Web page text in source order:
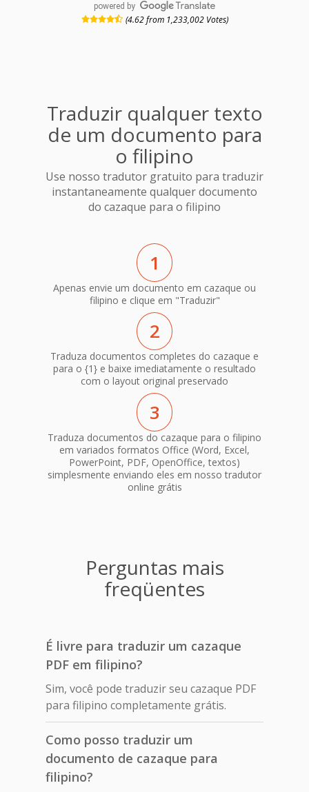
powered by
(4.62 from 1,233,002 Votes)
Traduzir qualquer texto
de um documento para
o filipino
Use nosso tradutor gratuito para traduzir
instantaneamente qualquer documento
do cazaque para o filipino
1
Apenas envie um documento em cazaque ou
filipino e clique em "Traduzir"
2
Traduza documentos completes do cazaque e
para o {1} e baixe imediatamente o resultado
com o layout original preservado
3
Traduza documentos do cazaque para o filipino
em variados formatos Office (Word, Excel,
PowerPoint, PDF, OpenOffice, textos)
simplesmente enviando eles em nosso tradutor
online grátis
Perguntas mais
freqüentes
É livre para traduzir um cazaque
PDF em filipino?
Sim, você pode traduzir seu cazaque PDF
para filipino completamente grátis.
Como posso traduzir um
documento de cazaque para
filipino?